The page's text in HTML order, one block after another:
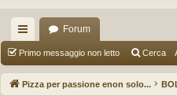
oll
eg
Forum
Primo messaggio non letto Cerca
Pizza per passione enon solo...